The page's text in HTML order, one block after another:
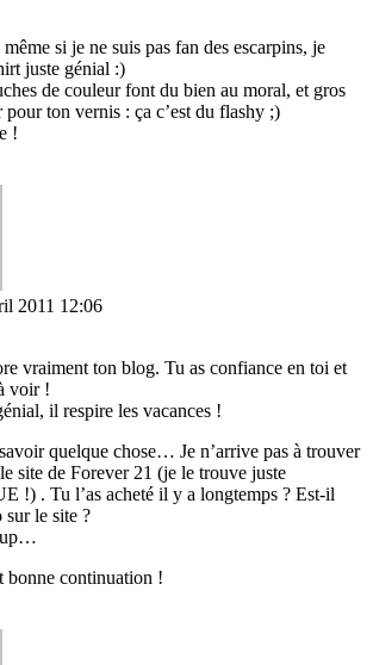
si je ne suis pas fan des escarpins, je
juste génial :)
de couleur font du bien au moral, et gros
pour ton vernis : ça c’est du flashy ;)
!
2011 12:06
vraiment ton blog. Tu as confiance en toi et
voir !
il respire les vacances !
quelque chose… Je n’arrive pas à trouver
site de Forever 21 (je le trouve juste
!) . Tu l’as acheté il y a longtemps ? Est-il
sur le site ?
bonne continuation !